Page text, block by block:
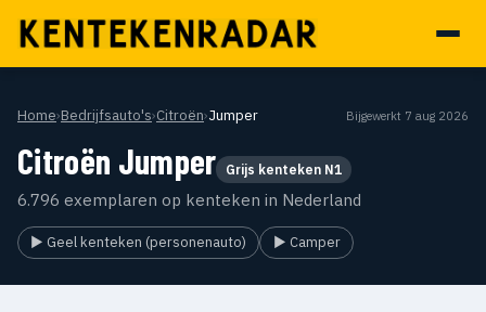
Home›Bedrijfsauto's›Citroën›Jumper Bijgewerkt 7 aug 2026
Citroën Jumper Grijs kenteken N1
6.796 exemplaren op kenteken in Nederland
▶ Geel kenteken (personenauto) ▶ Camper